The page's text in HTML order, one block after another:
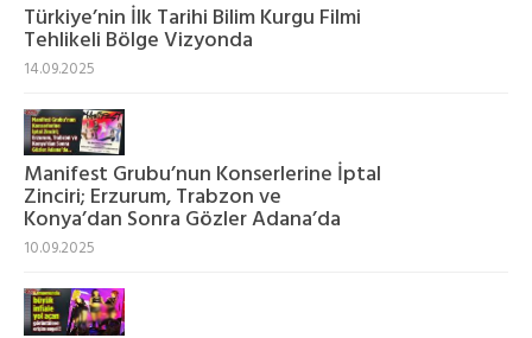
Türkiye’nin İlk Tarihi Bilim Kurgu Filmi
Tehlikeli Bölge Vizyonda
14.09.2025
Manifest Grubu’nun Konserlerine İptal
Zinciri; Erzurum, Trabzon ve
Konya’dan Sonra Gözler Adana’da
10.09.2025